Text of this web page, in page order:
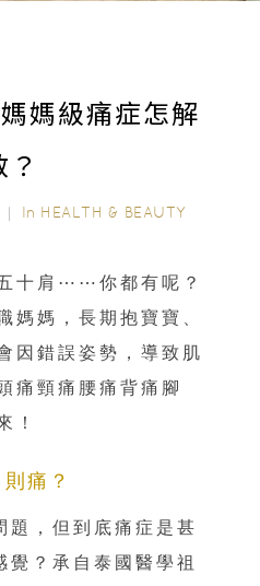
媽級痛症怎解
？
In HEALTH & BEAUTY
十肩⋯⋯你都有呢？
媽媽，長期抱寶寶、
因錯誤姿勢，導致肌
痛頸痛腰痛背痛腳
！
痛？
題，但到底痛症是甚
覺？承自泰國醫學祖